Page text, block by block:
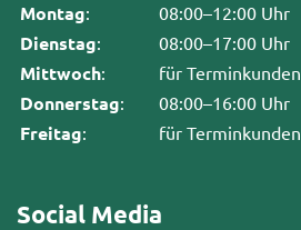
Montag: 08:00–12:00 Uhr
Dienstag: 08:00–17:00 Uhr
Mittwoch: für Terminkunden
Donnerstag: 08:00–16:00 Uhr
Freitag: für Terminkunden
Social Media